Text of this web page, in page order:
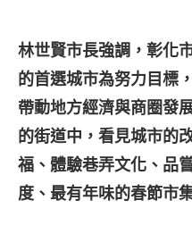
林世賢市長強調，彰化
的首選城市為努力目標
帶動地方經濟與商圈發
的街道中，看見城市的
福、體驗巷弄文化、品
度、最有年味的春節市